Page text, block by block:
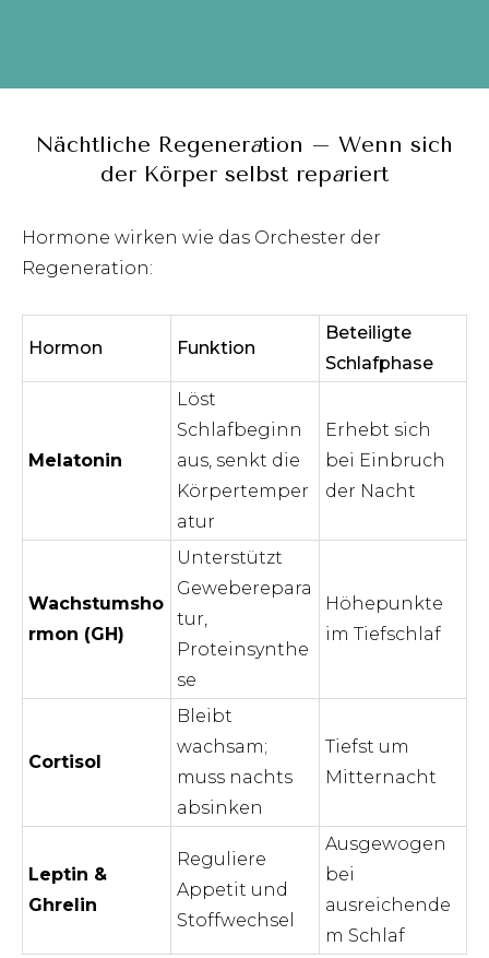
Nächtliche Regeneration – Wenn sich
der Körper selbst repariert
Hormone wirken wie das Orchester der
Regeneration:
Hormon Funktion
Beteiligte
Schlafphase
Melatonin
Löst
Schlafbeginn
aus, senkt die
Körpertemper
atur
Erhebt sich
bei Einbruch
der Nacht
Wachstumsho
rmon (GH)
Unterstützt
Geweberepara
tur,
Proteinsynthe
se
Höhepunkte
im Tiefschlaf
Cortisol
Bleibt
wachsam;
muss nachts
absinken
Tiefst um
Mitternacht
Leptin &
Ghrelin
Reguliere
Appetit und
Stoffwechsel
Ausgewogen
bei
ausreichende
m Schlaf